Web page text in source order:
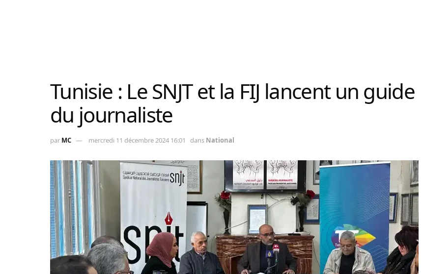
Tunisie : Le SNJT et la FIJ lancent un guide
du journaliste
par MC mercredi 11 décembre 2024 16:01 dans National